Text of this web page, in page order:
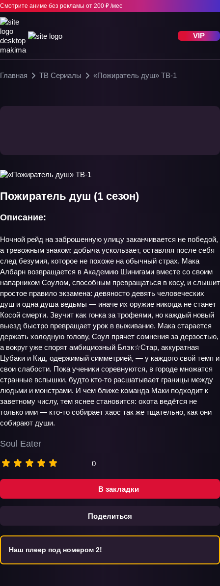
Смотрите аниме без рекламы от 200 ₽ /мес
VIP
Главная ТВ Сериалы «Пожиратель душ» ТВ-1
В закладки
Поделиться
Пожиратель душ (1 сезон)
Soul Eater
0
Описание:
Ночной рейд на заброшенную улицу заканчивается не победой,
а тревожным знаком: добыча ускользает, оставляя после себя
след безумия, которое не похоже на обычный страх. Мака
Албарн возвращается в Академию Шинигами вместе со своим
напарником Соулом, способным превращаться в косу, и слышит
простое правило экзамена: девяносто девять человеческих
душ и одна душа ведьмы — иначе их оружие никогда не станет
Косой смерти. Звучит как гонка за трофеями, но каждый новый
выезд быстро превращает урок в выживание. Мака старается
держать холодную голову, Соул прячет сомнения за дерзостью,
а вокруг уже спорят амбициозный Блэк☆Стар, аккуратная
Цубаки и Кид, одержимый симметрией, — у каждого свой темп и
свои слабости. Пока ученики соревнуются, в городе множатся
странные вспышки, будто кто‑то расшатывает границы между
людьми и монстрами. И чем ближе команда Маки подходит к
заветному числу, тем яснее становится: охота ведётся не
только ими — кто‑то собирает хаос так же тщательно, как они
собирают души.
Наш плеер под номером 2!